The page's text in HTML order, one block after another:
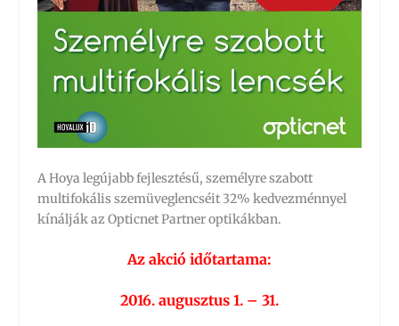
A Hoya legújabb fejlesztésű, személyre szabott
multifokális szemüveglencséit 32% kedvezménnyel
kínálják az Opticnet Partner optikákban.
Az akció időtartama:
2016. augusztus 1. – 31.